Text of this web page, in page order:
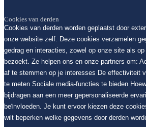
Cookies van derden
Cookies van derden worden geplaatst door
onze website zelf. Deze cookies verzamelen
gedrag en interacties, zowel op onze site als
bezoekt. Ze helpen ons en onze partners om:
af te stemmen op je interesses De effectiviteit
te meten Sociale media-functies te bieden
bijdragen aan een meer gepersonaliseerde
beïnvloeden. Je kunt ervoor kiezen deze
wilt beperken welke gegevens door derden